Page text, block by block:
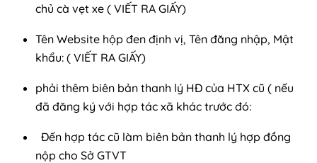
chủ cà vẹt xe ( VIẾT RA GIẤY)
Tên Website hộp đen định vị, Tên đăng nhập, Mật
khẩu: ( VIẾT RA GIẤY)
phải thêm biên bản thanh lý HĐ của HTX cũ ( nếu
đã đăng ký với hợp tác xã khác trước đó:
Đến hợp tác cũ làm biên bản thanh lý hợp đồng
nộp cho Sở GTVT